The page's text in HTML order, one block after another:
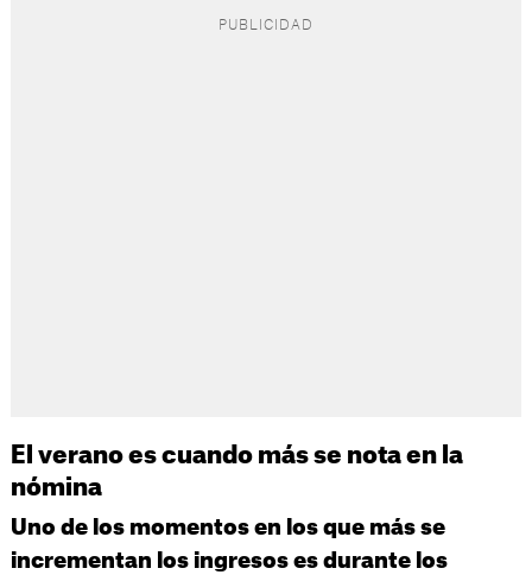
El verano es cuando más se nota en la
nómina
Uno de los momentos en los que más se
incrementan los ingresos es durante los